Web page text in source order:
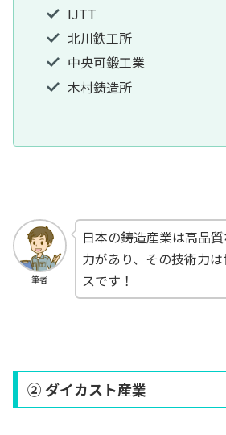
IJTT
北川鉄工所
中央可鍛工業
木村鋳造所
筆者
日本の鋳造産業は高品
力があり、その技術力
スです！
② ダイカスト産業